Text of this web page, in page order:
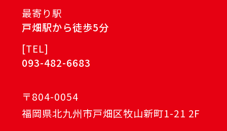
最寄り駅
戸畑駅から徒歩5分
[TEL]
093-482-6683
〒804-0054
福岡県北九州市戸畑区牧山新町1-21 2F